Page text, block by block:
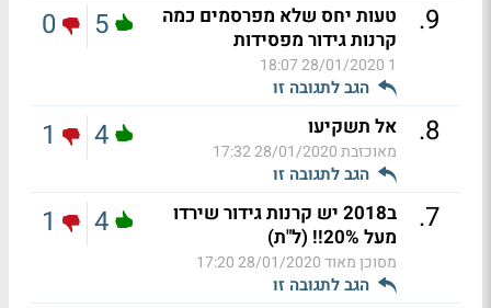
9
.
טעות יחס שלא מפרסמים כמה
קרנות גידור מפסידות
1
28/01/2020 18:07
הגב לתגובה זו
5
0
8
. אל תשקיעו
מאוכזבת28/01/2020 17:32
הגב לתגובה זו
4
1
7
.
ב2018 יש קרנות גידור שירדו
מעל 20%!! (ל"ת)
מסוכן מאוד28/01/2020 17:20
הגב לתגובה זו
4
1